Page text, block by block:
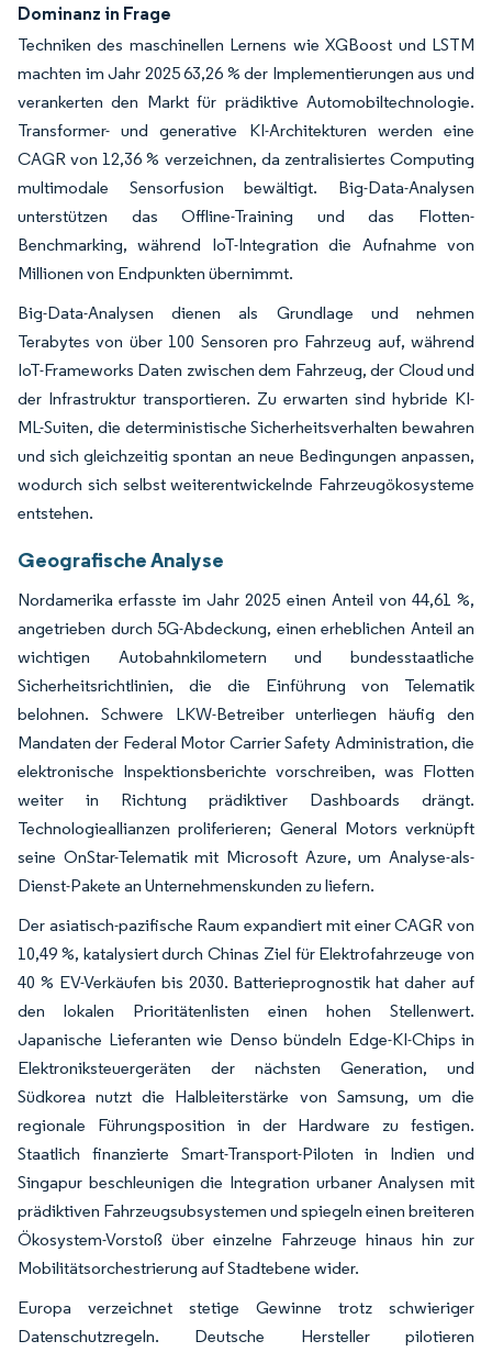
Dominanz in Frage
Techniken des maschinellen Lernens wie XGBoost und LSTM
machten im Jahr 2025 63,26 % der Implementierungen aus und
verankerten den Markt für prädiktive Automobiltechnologie.
Transformer- und generative KI-Architekturen werden eine
CAGR von 12,36 % verzeichnen, da zentralisiertes Computing
multimodale Sensorfusion bewältigt. Big-Data-Analysen
unterstützen das Offline-Training und das Flotten-
Benchmarking, während IoT-Integration die Aufnahme von
Millionen von Endpunkten übernimmt.
Big-Data-Analysen dienen als Grundlage und nehmen
Terabytes von über 100 Sensoren pro Fahrzeug auf, während
IoT-Frameworks Daten zwischen dem Fahrzeug, der Cloud und
der Infrastruktur transportieren. Zu erwarten sind hybride KI-
ML-Suiten, die deterministische Sicherheitsverhalten bewahren
und sich gleichzeitig spontan an neue Bedingungen anpassen,
wodurch sich selbst weiterentwickelnde Fahrzeugökosysteme
entstehen.
Geografische Analyse
Nordamerika erfasste im Jahr 2025 einen Anteil von 44,61 %,
angetrieben durch 5G-Abdeckung, einen erheblichen Anteil an
wichtigen Autobahnkilometern und bundesstaatliche
Sicherheitsrichtlinien, die die Einführung von Telematik
belohnen. Schwere LKW-Betreiber unterliegen häufig den
Mandaten der Federal Motor Carrier Safety Administration, die
elektronische Inspektionsberichte vorschreiben, was Flotten
weiter in Richtung prädiktiver Dashboards drängt.
Technologieallianzen proliferieren; General Motors verknüpft
seine OnStar-Telematik mit Microsoft Azure, um Analyse-als-
Dienst-Pakete an Unternehmenskunden zu liefern.
Der asiatisch-pazifische Raum expandiert mit einer CAGR von
10,49 %, katalysiert durch Chinas Ziel für Elektrofahrzeuge von
40 % EV-Verkäufen bis 2030. Batterieprognostik hat daher auf
den lokalen Prioritätenlisten einen hohen Stellenwert.
Japanische Lieferanten wie Denso bündeln Edge-KI-Chips in
Elektroniksteuergeräten der nächsten Generation, und
Südkorea nutzt die Halbleiterstärke von Samsung, um die
regionale Führungsposition in der Hardware zu festigen.
Staatlich finanzierte Smart-Transport-Piloten in Indien und
Singapur beschleunigen die Integration urbaner Analysen mit
prädiktiven Fahrzeugsubsystemen und spiegeln einen breiteren
Ökosystem-Vorstoß über einzelne Fahrzeuge hinaus hin zur
Mobilitätsorchestrierung auf Stadtebene wider.
Europa verzeichnet stetige Gewinne trotz schwieriger
Datenschutzregeln. Deutsche Hersteller pilotieren